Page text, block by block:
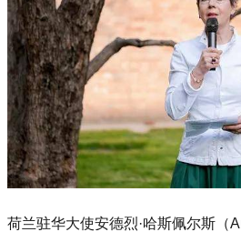
荷兰驻华大使安德烈·哈斯佩尔斯（